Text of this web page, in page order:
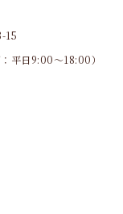
15
：平日9:00～18:00）